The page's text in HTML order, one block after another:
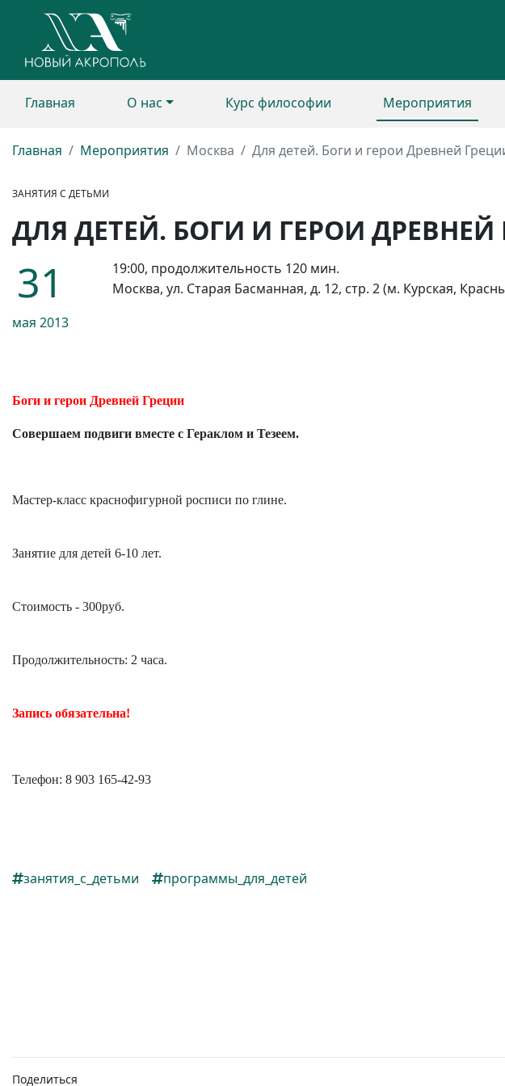
Главная О нас Курс философии Мероприятия
Главная Мероприятия Москва Для детей. Боги и герои Древней
ЗАНЯТИЯ С ДЕТЬМИ
ДЛЯ ДЕТЕЙ. БОГИ И ГЕРОИ ДРЕВНЕЙ
31
мая 2013
19:00, продолжительность 120 мин.
Москва, ул. Старая Басманная, д. 12, стр. 2 (м. Курская,
Боги и герои Древней Греции
Совершаем подвиги вместе с Гераклом и Тезеем.
Мастер-класс краснофигурной росписи по глине.
Занятие для детей 6-10 лет.
Стоимость - 300руб.
Продолжительность: 2 часа.
Запись обязательна!
Телефон: 8 903 165-42-93
занятия_с_детьми
программы_для_детей
Поделиться